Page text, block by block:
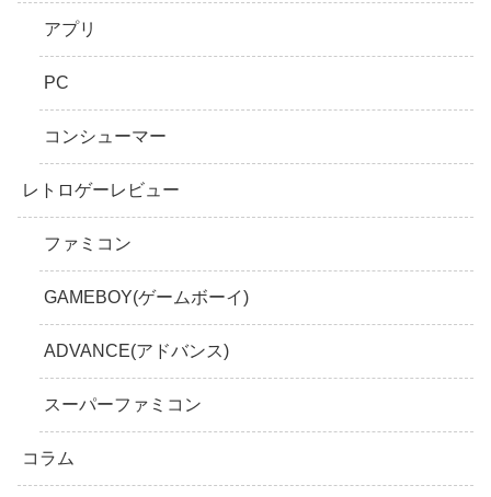
アプリ
PC
コンシューマー
レトロゲーレビュー
ファミコン
GAMEBOY(ゲームボーイ)
ADVANCE(アドバンス)
スーパーファミコン
コラム